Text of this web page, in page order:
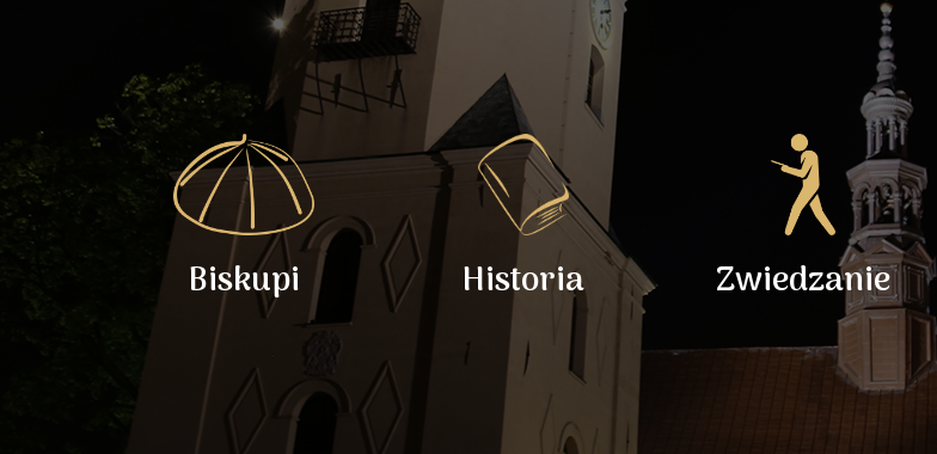
Biskupi Historia Zwiedzanie